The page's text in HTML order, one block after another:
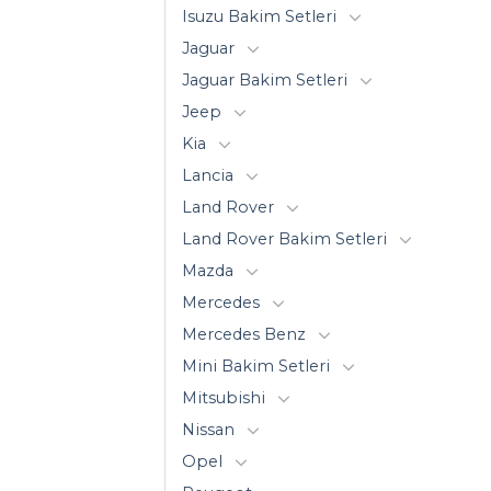
Isuzu Bakim Setleri
Jaguar
Jaguar Bakim Setleri
Jeep
Kia
Lancia
Land Rover
Land Rover Bakim Setleri
Mazda
Mercedes
Mercedes Benz
Mini Bakim Setleri
Mitsubishi
Nissan
Opel